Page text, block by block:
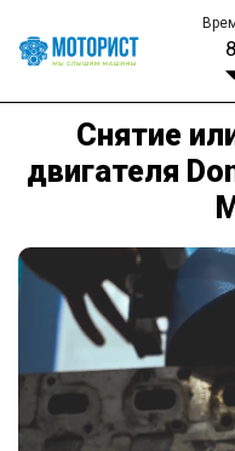
Снятие
двигателя